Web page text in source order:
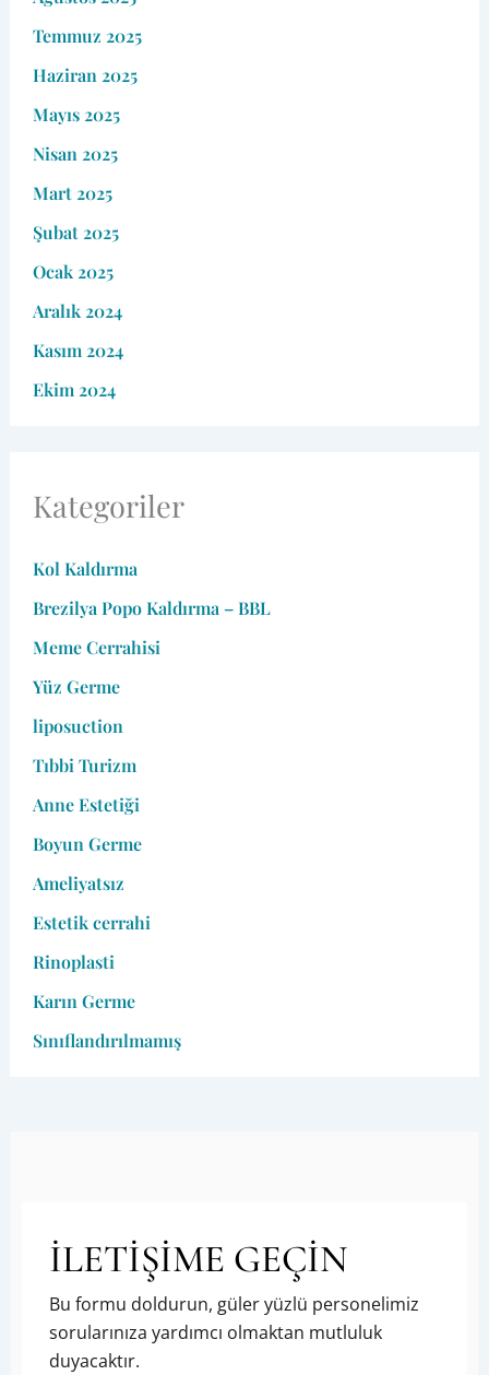
Temmuz 2025
Haziran 2025
Mayıs 2025
Nisan 2025
Mart 2025
Şubat 2025
Ocak 2025
Aralık 2024
Kasım 2024
Ekim 2024
Kategoriler
Kol Kaldırma
Brezilya Popo Kaldırma – BBL
Meme Cerrahisi
Yüz Germe
liposuction
Tıbbi Turizm
Anne Estetiği
Boyun Germe
Ameliyatsız
Estetik cerrahi
Rinoplasti
Karın Germe
Sınıflandırılmamış
İLETİŞİME GEÇİN
Bu formu doldurun, güler yüzlü personelimiz
sorularınıza yardımcı olmaktan mutluluk
duyacaktır.